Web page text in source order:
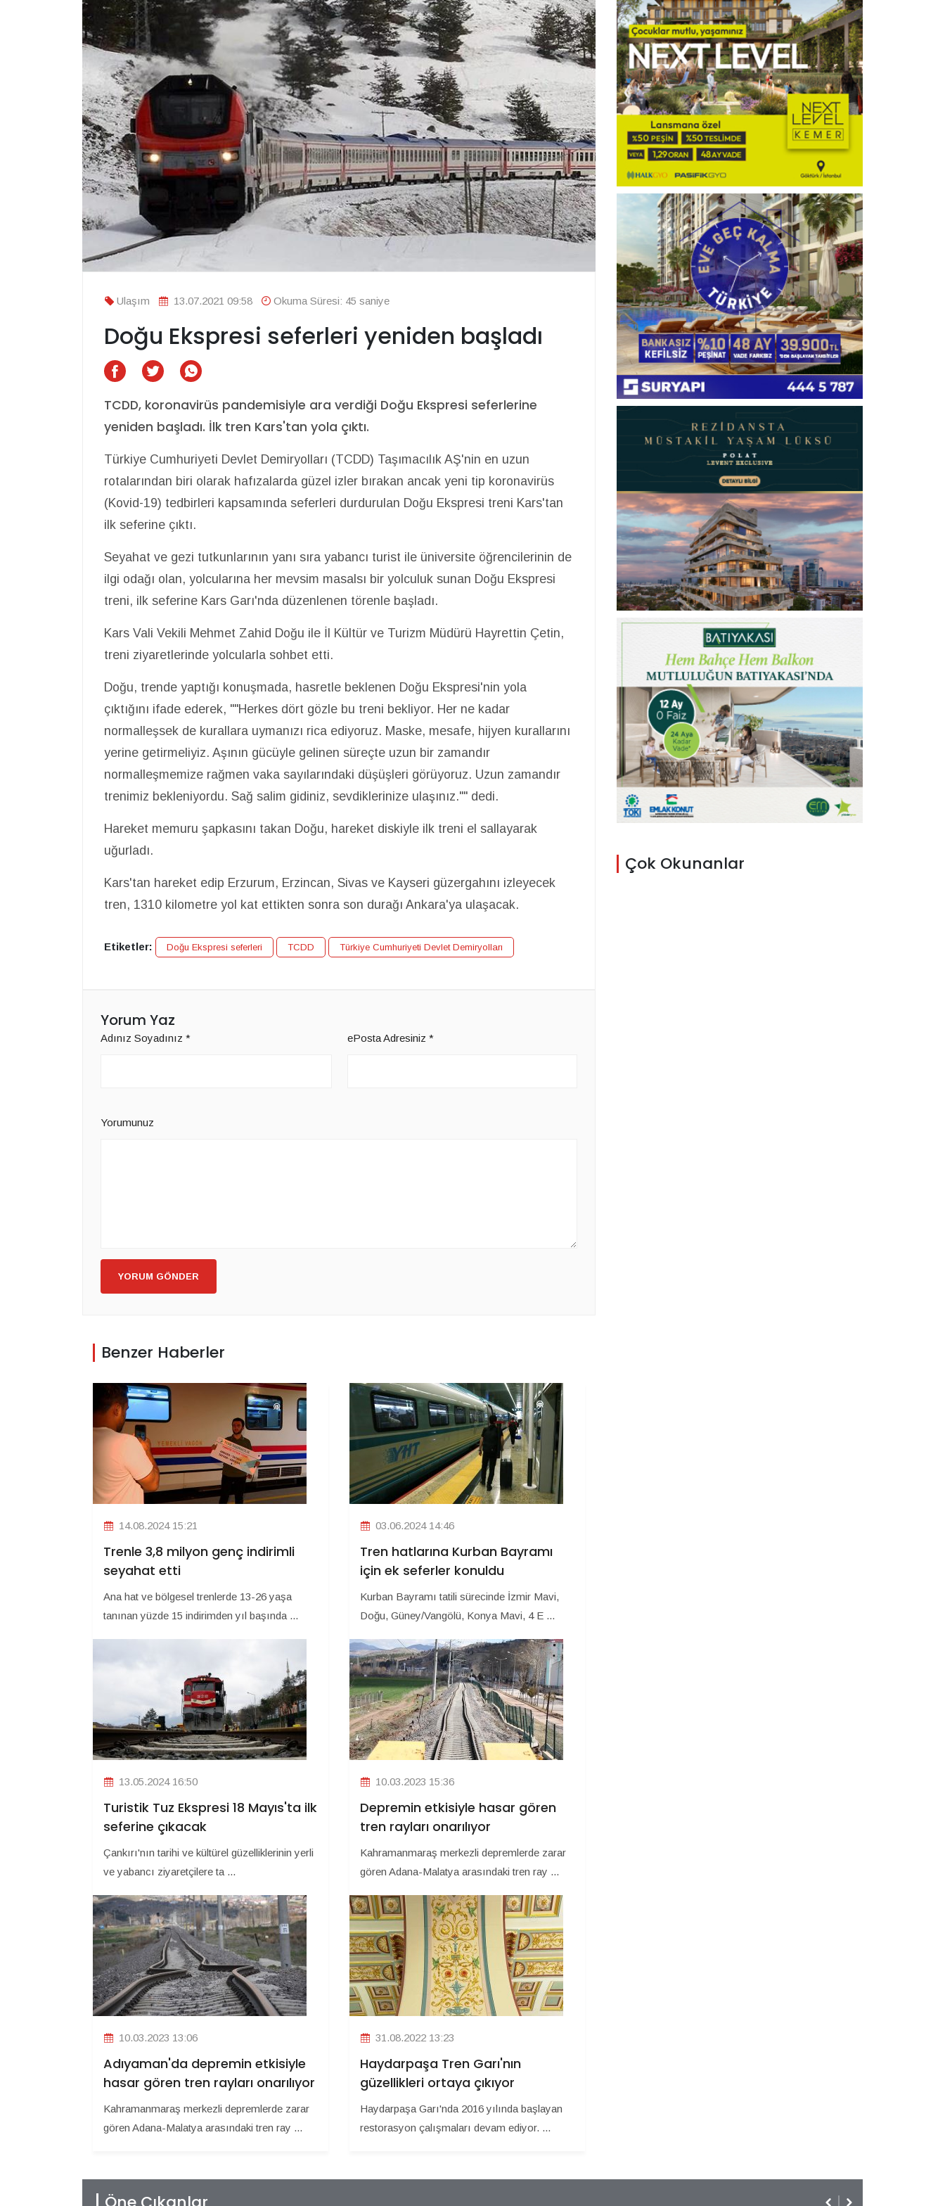
Ulaşım 13.07.2021 09:58 Okuma Süresi: 45 saniye
Doğu Ekspresi seferleri yeniden başladı
TCDD, koronavirüs pandemisiyle ara verdiği Doğu Ekspresi seferlerine
yeniden başladı. İlk tren Kars'tan yola çıktı.
Türkiye Cumhuriyeti Devlet Demiryolları (TCDD) Taşımacılık AŞ'nin en uzun
rotalarından biri olarak hafızalarda güzel izler bırakan ancak yeni tip koronavirüs
(Kovid-19) tedbirleri kapsamında seferleri durdurulan Doğu Ekspresi treni Kars'tan
ilk seferine çıktı.
Seyahat ve gezi tutkunlarının yanı sıra yabancı turist ile üniversite öğrencilerinin de
ilgi odağı olan, yolcularına her mevsim masalsı bir yolculuk sunan Doğu Ekspresi
treni, ilk seferine Kars Garı'nda düzenlenen törenle başladı.
Kars Vali Vekili Mehmet Zahid Doğu ile İl Kültür ve Turizm Müdürü Hayrettin Çetin,
treni ziyaretlerinde yolcularla sohbet etti.
Doğu, trende yaptığı konuşmada, hasretle beklenen Doğu Ekspresi'nin yola
çıktığını ifade ederek, ""Herkes dört gözle bu treni bekliyor. Her ne kadar
normalleşsek de kurallara uymanızı rica ediyoruz. Maske, mesafe, hijyen kurallarını
yerine getirmeliyiz. Aşının gücüyle gelinen süreçte uzun bir zamandır
normalleşmemize rağmen vaka sayılarındaki düşüşleri görüyoruz. Uzun zamandır
trenimiz bekleniyordu. Sağ salim gidiniz, sevdiklerinize ulaşınız."" dedi.
Hareket memuru şapkasını takan Doğu, hareket diskiyle ilk treni el sallayarak
uğurladı.
Kars'tan hareket edip Erzurum, Erzincan, Sivas ve Kayseri güzergahını izleyecek
tren, 1310 kilometre yol kat ettikten sonra son durağı Ankara'ya ulaşacak.
Etiketler: Doğu Ekspresi seferleri TCDD Türkiye Cumhuriyeti Devlet Demiryolları
Yorum Yaz
Adınız Soyadınız * ePosta Adresiniz *
Yorumunuz
YORUM GÖNDER
Benzer Haberler
14.08.2024 15:21
Trenle 3,8 milyon genç indirimli
seyahat etti
Ana hat ve bölgesel trenlerde 13-26 yaşa
tanınan yüzde 15 indirimden yıl başında ...
03.06.2024 14:46
Tren hatlarına Kurban Bayramı
için ek seferler konuldu
Kurban Bayramı tatili sürecinde İzmir Mavi,
Doğu, Güney/Vangölü, Konya Mavi, 4 E ...
13.05.2024 16:50
Turistik Tuz Ekspresi 18 Mayıs'ta ilk
seferine çıkacak
Çankırı'nın tarihi ve kültürel güzelliklerinin yerli
ve yabancı ziyaretçilere ta ...
10.03.2023 15:36
Depremin etkisiyle hasar gören
tren rayları onarılıyor
Kahramanmaraş merkezli depremlerde zarar
gören Adana-Malatya arasındaki tren ray ...
10.03.2023 13:06
Adıyaman'da depremin etkisiyle
hasar gören tren rayları onarılıyor
Kahramanmaraş merkezli depremlerde zarar
gören Adana-Malatya arasındaki tren ray ...
31.08.2022 13:23
Haydarpaşa Tren Garı'nın
güzellikleri ortaya çıkıyor
Haydarpaşa Garı'nda 2016 yılında başlayan
restorasyon çalışmaları devam ediyor. ...
Çok Okunanlar